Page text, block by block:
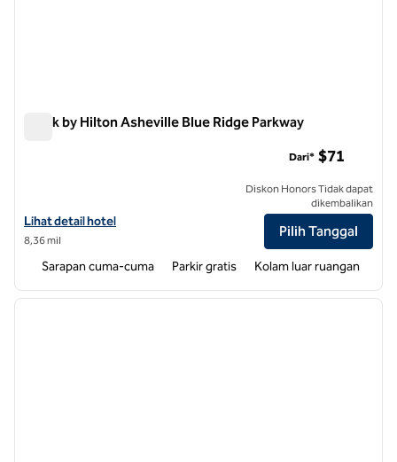
Spark by Hilton Asheville Blue Ridge Parkway
Lihat detail hotel untuk Spark by Hilton Asheville Blue Ridge Parkway
Lihat detail hotel
8,36 mil
Dari* $71
Diskon Honors Tidak dapat
dikembalikan
Pilih Tanggal
Sarapan cuma-cuma Parkir gratis Kolam luar ruangan
1 dari 12